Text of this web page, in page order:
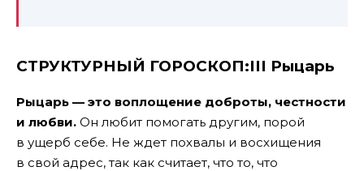
СТРУКТУРНЫЙ ГОРОСКОП:III Рыцарь
Рыцарь — это воплощение доброты, честности
и любви. Он любит помогать другим, порой
в ущерб себе. Не ждет похвалы и восхищения
в свой адрес, так как считает, что то, что